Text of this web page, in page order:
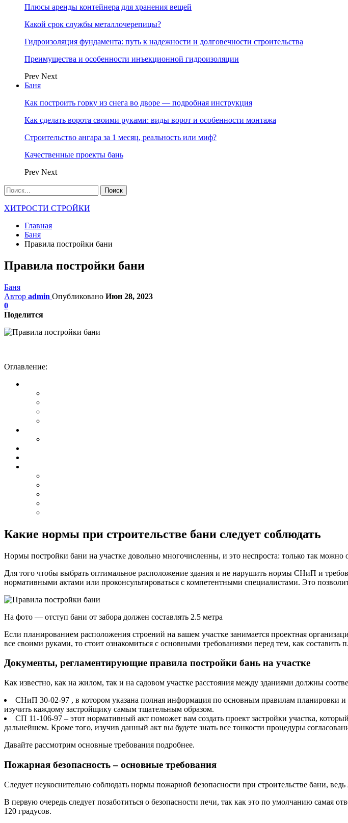
Плюсы аренды контейнера для хранения вещей
Какой срок службы металлочерепицы?
Гидроизоляция фундамента: путь к надежности и долговечности строительства
Преимущества и особенности инъекционной гидроизоляции
Prev Next
Баня
Как построить горку из снега во дворе — подробная инструкция
Как сделать ворота своими руками: виды ворот и особенности монтажа
Строительство ангара за 1 месяц, реальность или миф?
Качественные проекты бань
Prev Next
ХИТРОСТИ СТРОЙКИ
Главная
Баня
Правила постройки бани
Правила постройки бани
Баня
Автор admin Опубликовано Июн 28, 2023
0
Поделится
Оглавление:
Какие нормы при строительстве бани следует соблюдать
Нормы постройки бани на участке довольно многочисленны, и это неспроста: только так
Для того чтобы выбрать оптимальное расположение здания и не нарушить нормы СНиП и
нормативными актами или проконсультироваться с компетентными специалистами. Это
На фото — отступ бани от забора должен составлять 2.5 метра
Если планированием расположения строений на вашем участке занимается проектная
все своими руками, то стоит ознакомиться с основными требованиями перед тем, как составить
Документы, регламентирующие правила постройки бань на участке
Как известно, как на жилом, так и на садовом участке расстояния между зданиями должны
СНиП 30-02-97 , в котором указана полная информация по основным правилам планировки
изучить каждому застройщику самым тщательным образом.
СП 11-106-97 – этот нормативный акт поможет вам создать проект застройки участка,
дальнейшем. Кроме того, изучив данный акт вы будете знать все тонкости процедуры
Давайте рассмотрим основные требования подробнее.
Пожарная безопасность – основные требования
Следует неукоснительно соблюдать нормы пожарной безопасности при строительстве бани,
В первую очередь следует позаботиться о безопасности печи, так как это по умолчанию самая
120 градусов.